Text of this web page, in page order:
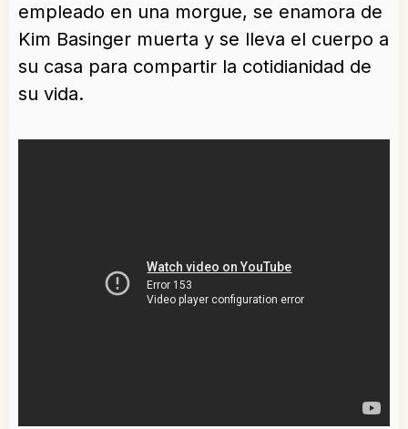
empleado en una morgue, se enamora de
Kim Basinger muerta y se lleva el cuerpo a
su casa para compartir la cotidianidad de
su vida.